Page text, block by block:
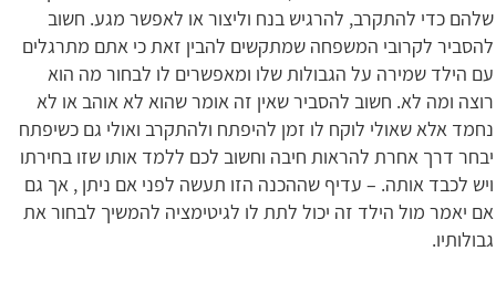
שלהם כדי להתקרב, להרגיש בנח וליצור או לאפשר מגע. חשוב
להסביר לקרובי המשפחה שמתקשים להבין זאת כי אתם מתרגלים
עם הילד שמירה על הגבולות שלו ומאפשרים לו לבחור מה הוא
רוצה ומה לא. חשוב להסביר שאין זה אומר שהוא לא אוהב או לא
נחמד אלא שאולי לוקח לו זמן להיפתח ולהתקרב ואולי גם כשיפתח
יבחר דרך אחרת להראות חיבה וחשוב לכם ללמד אותו שזו בחירתו
ויש לכבד אותה. – עדיף שההכנה הזו תעשה לפני אם ניתן , אך גם
אם יאמר מול הילד זה יכול לתת לו לגיטימציה להמשיך לבחור את
גבולותיו.